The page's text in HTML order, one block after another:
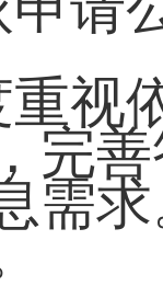
视
完
需